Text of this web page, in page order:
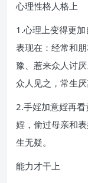
心理性格人格上
1.心理上变得更
表现在：经常和
豫、惹来众人讨
众人见之，常生
2.手婬加意婬再
婬，偷过母亲和
生无疑。
能力才干上